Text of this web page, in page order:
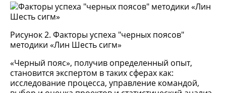
Рисунок 2. Факторы успеха "черных поясов"
методики «Лин Шесть сигм»
«Черный пояс», получив определенный опыт,
становится экспертом в таких сферах как:
исследование процесса, управление командой,